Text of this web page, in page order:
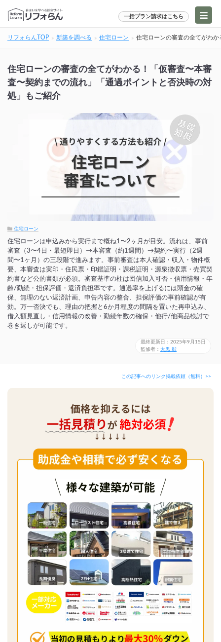
一括プラン請求はこちら
リフォらんTOP 新築を調べる 住宅ローン 住宅ローンの審査の全てがわ
住宅ローンの審査の全てがわかる！「仮審査〜本審
査〜契約までの流れ」「通過ポイントと否決時の対
処」もご紹介
住宅ローン
住宅ローンは申込みから実行まで概ね1〜2ヶ月が目安。流れは、事前
審査（3〜4日・最短即日）→本審査（約1週間）→契約〜実行（2週
間〜1ヶ月）の三段階で進みます。事前審査は本人確認・収入・物件概
要、本審査は実印・住民票・印鑑証明・課税証明・源泉徴収票・売買契
約書など公的書類が必須。審査基準の柱は団信加入可否・信用情報・年
齢/勤続・担保評価・返済負担率です。通過率を上げるには頭金の確
保、無理のない返済計画、申告内容の整合、担保評価の事前確認が有
効。万一否決でも、理由の把握と6か月程度の間隔を置いた再申込み、
借入額見直し・信用情報の改善・勤続年数の確保・他行/他商品検討で
巻き返しが可能です。
最終更新日：2025年9月15日
監修者： 大黒 彰
この記事へのリンク掲載依頼（無料）>>